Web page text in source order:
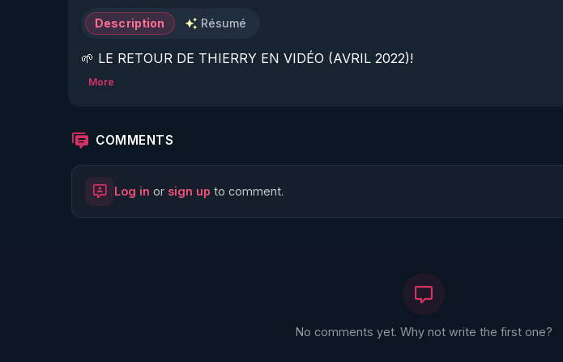
Description Résumé
🌱 LE RETOUR DE THIERRY EN VIDÉO (AVRIL 2022)!
🌱 LE MAGAZINE RÉGÉNÈRE
http://rgnr.li/ymag
More
COMMENTS
Log in or sign up to comment.
No comments yet. Why not write the first one?